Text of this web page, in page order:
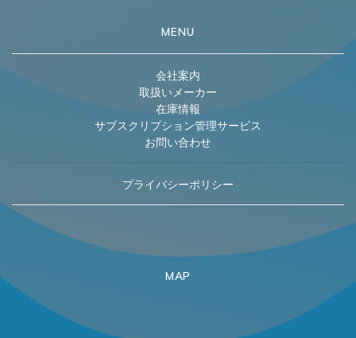
MENU
会社案内
取扱いメーカー
在庫情報
サブスクリプション管理サービス
お問い合わせ
プライバシーポリシー
MAP